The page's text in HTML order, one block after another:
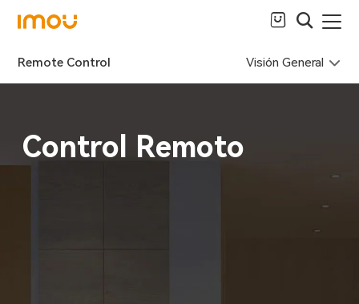
Remote Control Visión General
Control Remoto